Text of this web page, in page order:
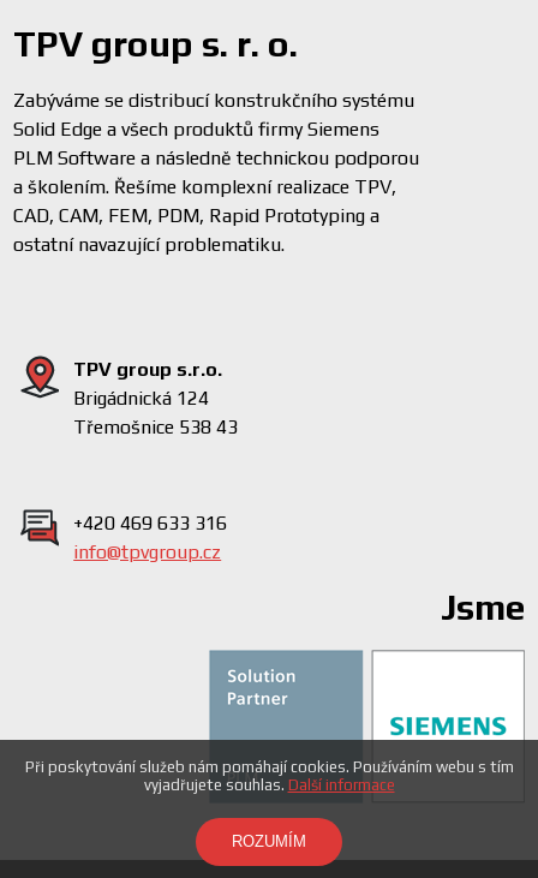
TPV group s. r. o.
Zabýváme se distribucí konstrukčního systému
Solid Edge a všech produktů firmy Siemens
PLM Software a následně technickou podporou
a školením. Řešíme komplexní realizace TPV,
CAD, CAM, FEM, PDM, Rapid Prototyping a
ostatní navazující problematiku.
TPV group s.r.o.
Brigádnická 124
Třemošnice 538 43
+420 469 633 316
info@tpvgroup.cz
Jsme
Při poskytování služeb nám pomáhají cookies. Používáním webu s tím
vyjadřujete souhlas. Další informace
ROZUMÍM